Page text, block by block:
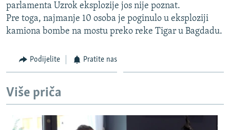
DNEVNO@RSE
SPECIJALI RSE
POPLAVE I KLIZIŠTA U BIH 2024.
TV LIBERTY
POST SCRIPTUM
PRATITE NAS
Sve RFE/RL stranice
parlamenta Uzrok eksplozije jos nije poznat.
Pre toga, najmanje 10 osoba je poginulo u eksploziji
kamiona bombe na mostu preko reke Tigar u Bagdadu.
Podijelite Pratite nas
Više priča